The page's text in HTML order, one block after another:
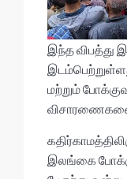
இந்த விபத்து
மற்றும்
இலங்கை